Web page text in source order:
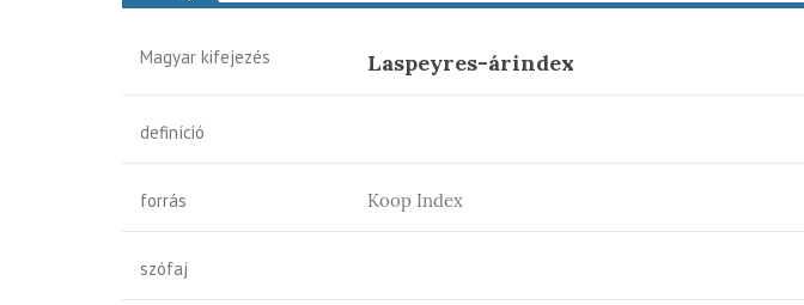
Magyar kifejezés Laspeyres-árindex
definíció
forrás Koop Index
szófaj